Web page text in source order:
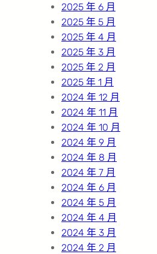
2025 年 6 月
2025 年 5 月
2025 年 4 月
2025 年 3 月
2025 年 2 月
2025 年 1 月
2024 年 12 月
2024 年 11 月
2024 年 10 月
2024 年 9 月
2024 年 8 月
2024 年 7 月
2024 年 6 月
2024 年 5 月
2024 年 4 月
2024 年 3 月
2024 年 2 月